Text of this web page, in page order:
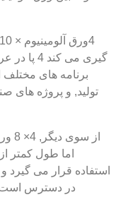
برنامه های
تولید, و پروژه های
در دسترس است.